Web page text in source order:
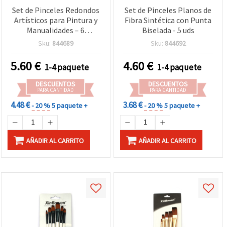
Set de Pinceles Redondos
Artísticos para Pintura y
Manualidades – 6
Unidades de Fibra
Sku: 844689
5.60€ 1-4 paquete
DESCUENTOS
PARA CANTIDAD
4.48 €- 20 %5 paquete +
AÑADIR AL CARRITO
Set de Pinceles Planos de
Fibra Sintética con Punta
Biselada - 5 uds
Sku: 844692
4.60€ 1-4 paquete
DESCUENTOS
PARA CANTIDAD
3.68 €- 20 %5 paquete +
AÑADIR AL CARRITO